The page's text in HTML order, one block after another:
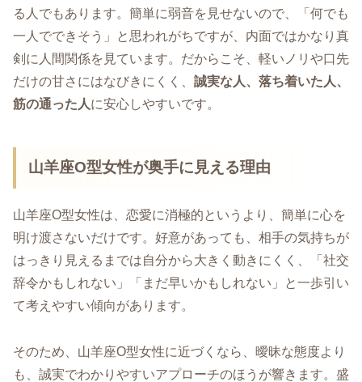
る人でもあります。簡単に弱音を見せないので、「何でも
一人でできそう」と思われがちですが、内面ではかなり真
剣に人間関係を見ています。だからこそ、軽いノリや口先
だけの甘さにはなびきにくく、 誠実な人、落ち着いた人、
筋の通った人に安心しやすいです。
山羊座O型女性が奥手に見える理由
山羊座O型女性は、恋愛に消極的というより、簡単に心を
明け渡さないだけです。好意があっても、相手の気持ちが
はっきり見えるまでは自分から大きく動きにくく、「社交
辞令かもしれない」「まだ早いかもしれない」と一歩引い
て考えやすい傾向があります。
そのため、山羊座O型女性に近づくなら、曖昧な態度より
も、誠実でわかりやすいアプローチのほうが響きます。盛